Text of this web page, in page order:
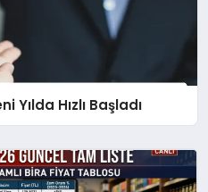
Yılda Hızlı Başladı